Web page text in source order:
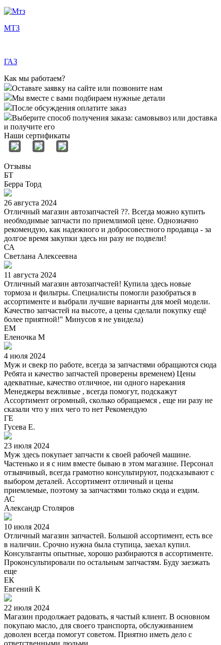
МТЗ
ГАЗ
Как мы работаем?
Оставьте заявку на сайте или позвоните нам
Мы вместе с вами подбираем нужные детали
После обсуждения оплатите заказ
Выберите способ получения заказа: самовывоз или доставка
и получите его
Наши сертификаты
Отзывы
БТ
Берра Торд
26 августа 2024
Отличный магазин автозапчастей ??. Всегда можно купить
необходимые запчасти по приемлимой цене. Однозначно
рекомендую, как надежного и добросовестного продавца - за
долгое время закупки здесь ни разу не подвели!
СА
Светлана Алексеевна
11 августа 2024
Отличный магазин автозапчастей! Купила здесь новые
тормоза и фильтры. Специалисты помогли разобраться в
ассортименте и выбрали лучшие варианты для моей модели.
Качество запчастей на высоте, а цены сделали покупку ещё
более приятной!" Минусов я не увидела)
ЕМ
Еленочка М
4 июля 2024
Муж и свекр по работе, всегда за запчастями обращаются сюда
Ребята и качество запчастей проверены временем) Цены
адекватные, качество отличное, ни одного нарекания
Менеджеры вежливые , всегда помогут, подскажут
Ассортимент огромный, сколько обращаемся , еще ни разу не
сказали что у них чего то нет Рекомендую
ГЕ
Гусева Е.
23 июля 2024
Муж здесь покупает запчасти к своей рабочей машине.
Частенько и я с ним вместе бываю в этом магазине. Персонал
отзывчивый, всегда грамотно консультируют, подсказывают с
выбором деталей. Ассортимент отличный и цены
приемлемые, поэтому за запчастями только сюда и ездим.
АС
Александр Столяров
10 июля 2024
Отличный магазин запчастей. Большой ассортимент, есть все
в наличии. Срочно нужна была ступица, заехал купил.
Консультанты опытные, хорошо разбираются в ассортименте.
Проконсультировали по остальным запчастям. Буду заезжать
еще
ЕК
Евгений К
22 июля 2024
Магазин продолжает радовать, я частый клиент. В основном
покупаю масло, для своего транспорта, обслуживанием
доволен всегда помогут советом. Приятно иметь дело с